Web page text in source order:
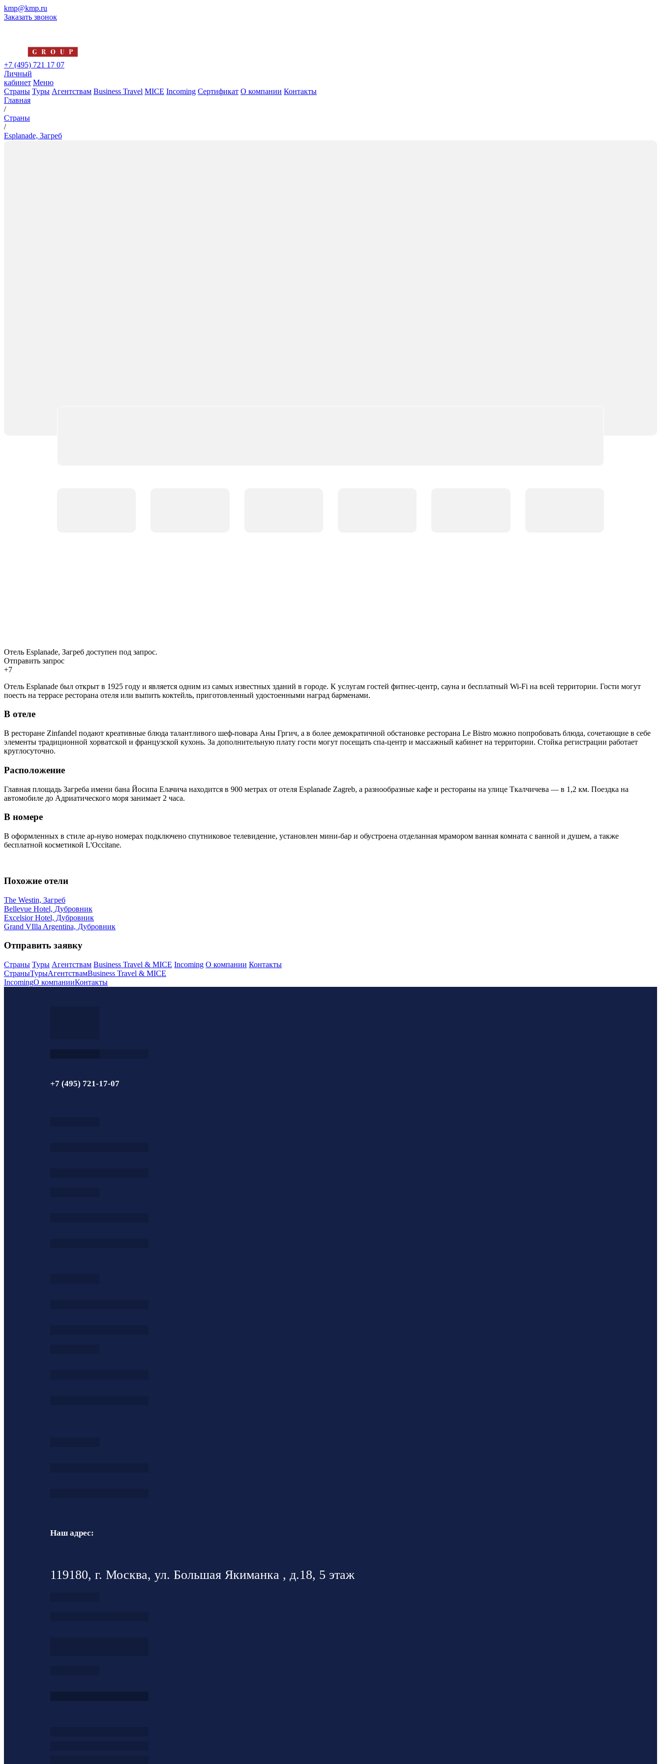
kmp@kmp.ru
Заказать звонок
+7 (495) 721 17 07
Личный
кабинет Меню
Страны Туры Агентствам Business Travel MICE Incoming Сертификат О компании Контакты
Главная
/
Страны
/
Esplanade, Загреб
Отель Esplanade, Загреб доступен под запрос.
Отправить запрос
+7
Отель Esplanade был открыт в 1925 году и является одним из самых известных зданий в городе. К услугам гостей фитнес-центр, сауна и бесплатный Wi-Fi на всей территории. Гости могут
поесть на террасе ресторана отеля или выпить коктейль, приготовленный удостоенными наград барменами.
В отеле
В ресторане Zinfandel подают креативные блюда талантливого шеф-повара Аны Гргич, а в более демократичной обстановке ресторана Le Bistro можно попробовать блюда, сочетающие в себе
элементы традиционной хорватской и французской кухонь. За дополнительную плату гости могут посещать спа-центр и массажный кабинет на территории. Стойка регистрации работает
круглосуточно.
Расположение
Главная площадь Загреба имени бана Йосипа Елачича находится в 900 метрах от отеля Esplanade Zagreb, а разнообразные кафе и рестораны на улице Ткалчичева — в 1,2 км. Поездка на
автомобиле до Адриатического моря занимает 2 часа.
В номере
В оформленных в стиле ар-нуво номерах подключено спутниковое телевидение, установлен мини-бар и обустроена отделанная мрамором ванная комната с ванной и душем, а также
бесплатной косметикой L'Occitane.
Похожие отели
The Westin, Загреб
Bellevue Hotel, Дубровник
Excelsior Hotel, Дубровник
Grand VIlla Argentina, Дубровник
Отправить заявку
Страны Туры Агентствам Business Travel & MICE Incoming О компании Контакты
СтраныТурыАгентствамBusiness Travel & MICE
IncomingО компанииКонтакты
+7 (495) 721-17-07
Наш адрес:
119180, г. Москва, ул. Большая Якиманка , д.18, 5 этаж